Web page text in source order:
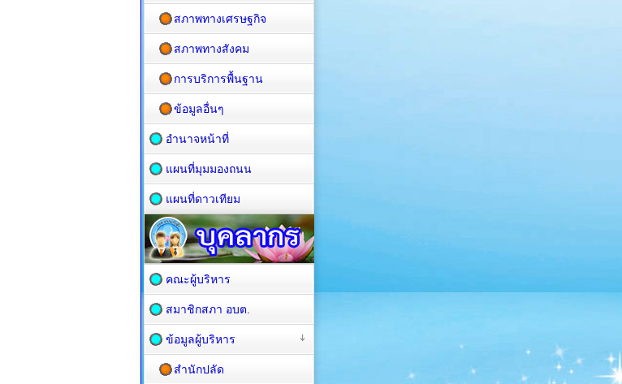
สภาพทางเศรษฐกิจ
สภาพทางสังคม
การบริการพื้นฐาน
ข้อมูลอื่นๆ
อำนาจหน้าที่
แผนที่มุมมองถนน
แผนที่ดาวเทียม
คณะผู้บริหาร
สมาชิกสภา อบต.
ข้อมูลผู้บริหาร
สำนักปลัด